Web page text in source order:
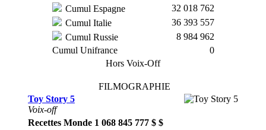
Cumul Espagne
32 018 762
Cumul Italie
36 393 557
Cumul Russie
8 984 962
Cumul Unifrance
0
Hors Voix-Off
FILMOGRAPHIE
Toy Story 5
Voix-off
Recettes Monde 1 068 845 777 $ $